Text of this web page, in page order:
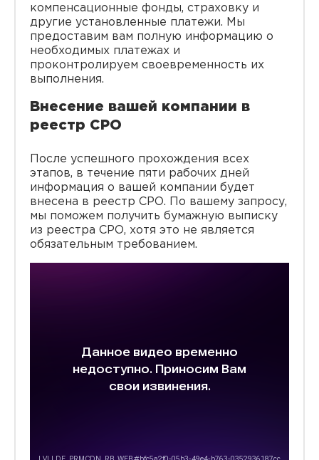
компенсационные фонды, страховку и
другие установленные платежи. Мы
предоставим вам полную информацию о
необходимых платежах и
проконтролируем своевременность их
выполнения.
Внесение вашей компании в
реестр СРО
После успешного прохождения всех
этапов, в течение пяти рабочих дней
информация о вашей компании будет
внесена в реестр СРО. По вашему запросу,
мы поможем получить бумажную выписку
из реестра СРО, хотя это не является
обязательным требованием.